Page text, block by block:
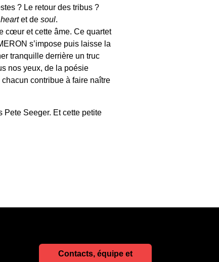
? Le retour des tribus ?
heartet desoul.
cœur et cette âme. Ce quartet
s’impose puis laisse la
tranquille derrière un truc
nos yeux, de la poésie
contribue à faire naître
Pete Seeger. Et cette petite
Contacts, équipe et